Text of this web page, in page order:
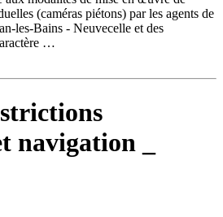
(caméras piétons) par les agents de
les-Bains - Neuvecelle et des
…
navigation _